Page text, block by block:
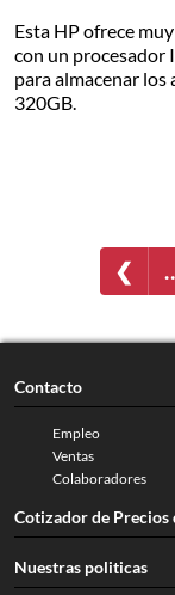
Esta HP ofrece
con un procesador
para almacenar
320GB.
❮
Contacto
Empleo
Ventas
Colaboradores
Cotizador de Precios
Nuestras politicas